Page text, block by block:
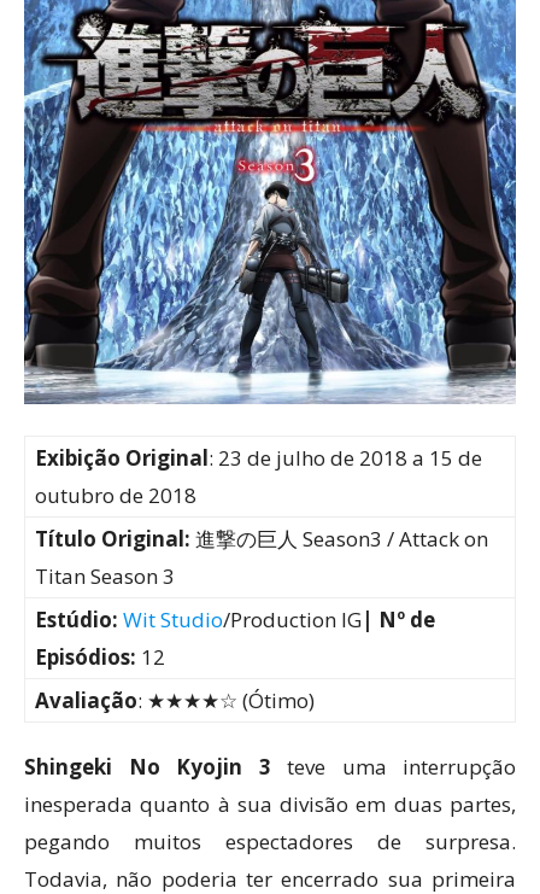
Exibição Original: 23 de julho de 2018 a 15 de
outubro de 2018
Título Original: 進撃の巨人 Season3 / Attack on
Titan Season 3
Estúdio: Wit Studio/Production IG| Nº de
Episódios: 12
Avaliação: ★★★★☆ (Ótimo)
Shingeki No Kyojin 3 teve uma interrupção
inesperada quanto à sua divisão em duas partes,
pegando muitos espectadores de surpresa.
Todavia, não poderia ter encerrado sua primeira